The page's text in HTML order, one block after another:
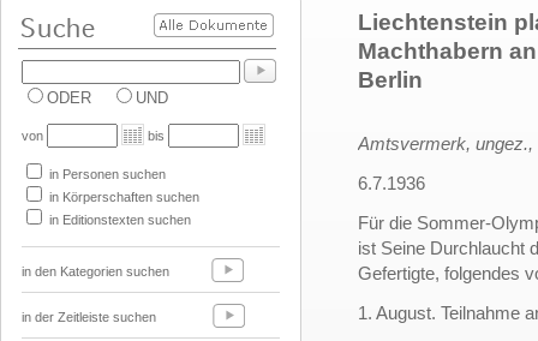
ODER UND
von bis
in Personen suchen
in Körperschaften suchen
in Editionstexten suchen
in den Kategorien suchen
in der Zeitleiste suchen
Liechtenstein
Machthabern
Berlin
Amtsvermerk,
6.7.1936
Für die Sommer-
ist Seine Durchlaucht
Gefertigte, folgendes
1. August. Teilnahme